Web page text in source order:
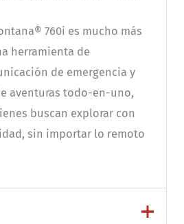
760i es mucho más
herramienta de
de emergencia y
aventuras todo-en-uno,
buscan explorar con
sin importar lo remoto